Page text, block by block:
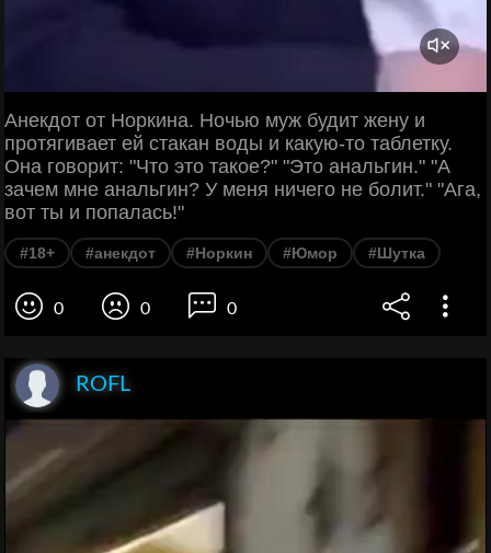
Анекдот от Норкина. Ночью муж будит жену и
протягивает ей стакан воды и какую-то таблетку.
Она говорит: "Что это такое?" "Это анальгин." "А
зачем мне анальгин? У меня ничего не болит." "Ага,
вот ты и попалась!"
#18+ #анекдот #Норкин #Юмор #Шутка
0 0 0
ROFL